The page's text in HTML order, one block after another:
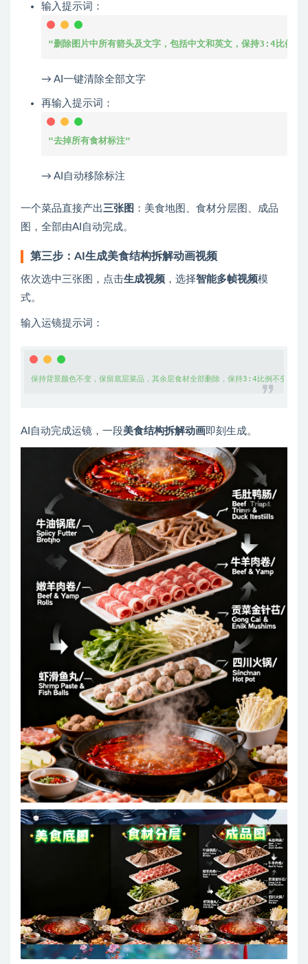
输入提示词：
"删除图片中所有箭头及文字，包括中文和英文，保持3:4比例不
→ AI一键清除全部文字
再输入提示词：
"去掉所有食材标注"
→ AI自动移除标注
一个菜品直接产出 三张图 ：美食地图、食材分层图、成品
图，全部由AI自动完成。
第三步：AI生成美食结构拆解动画视频
依次选中三张图，点击生成视频 ，选择智能多帧视频模
式。
输入运镜提示词：
保持背景颜色不变，保留底层菜品，其余层食材全部删除，保持3:4比例不变
AI自动完成运镜，一段美食结构拆解动画即刻生成。